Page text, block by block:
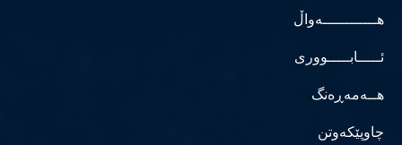
هــــــــــــەواڵ
ئـــــابـــــووری
هــەمەڕەنگ
چاوپێکەوتن